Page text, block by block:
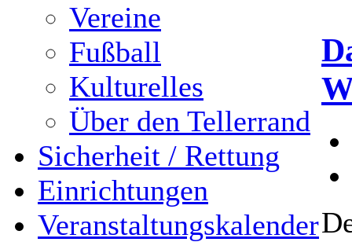
Vereine
Fußball
Kulturelles
Über den Tellerrand
Sicherheit / Rettung
Einrichtungen
Veranstaltungskalender